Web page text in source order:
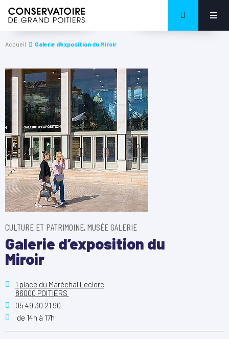
Accueil Galerie d’exposition du Miroir
CULTURE ET PATRIMOINE, MUSÉE GALERIE
Galerie d’exposition du
Miroir
1 place du Maréchal Leclerc
86000 POITIERS
05 49 30 21 90
de 14h à 17h